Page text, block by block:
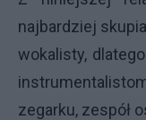
najbardziej
wokalisty,
zegarku, zespół